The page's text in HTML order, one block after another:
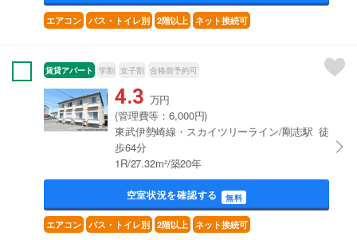
エアコン バス・トイレ別 2階以上 ネット接続可
賃貸アパート 学割 女子割 合格前予約可
4.3 万円
(管理費等：6,000円)
東武伊勢崎線・スカイツリーライン/剛志駅 徒
歩64分
1R/27.32m²/築20年
空室状況を確認する 無料
エアコン バス・トイレ別 2階以上 ネット接続可